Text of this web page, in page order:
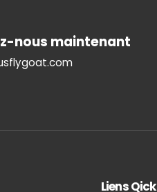
nous maintenant
Liens Qick